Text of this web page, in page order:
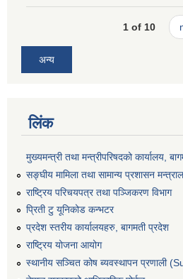
1 of 10
अन्य
लिंक
मुख्यमन्त्री तथा मन्त्रीपरिषदको कार्यालय,
सङ्‍घीय मामिला तथा सामान्य प्रशासन
राष्ट्रिय परिचयपत्र तथा पञ्जिकरण विभाग
प्रिती टु यूनिकोड कन्भटर
प्रदेश स्तरीय कार्यालयहरु, बागमती प्रदेश
राष्ट्रिय योजना आयोग
स्थानीय सञ्चित कोष ब्यवस्थापन प्रणाली